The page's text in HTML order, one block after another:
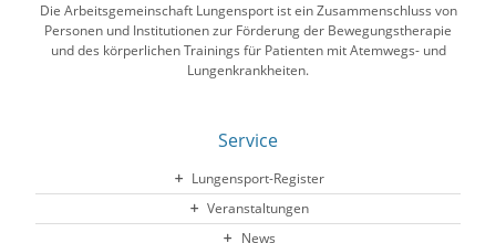
Die Arbeitsgemeinschaft Lungensport ist ein Zusammenschluss von
Personen und Institutionen zur Förderung der Bewegungstherapie
und des körperlichen Trainings für Patienten mit Atemwegs- und
Lungenkrankheiten.
Service
Lungensport-Register
Veranstaltungen
News